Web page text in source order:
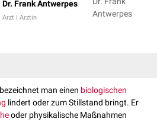
Dr. Frank Antwerpes
Arzt | Ärztin
Antwerpes
bezeichnet man einen biologischen
lindert oder zum Stillstand bringt. Er
oder physikalische Maßnahmen